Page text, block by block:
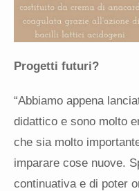
Progetti futuri?
“Abbiamo appena
didattico e sono molto
che sia molto
imparare cose nuove.
continuativa e di poter